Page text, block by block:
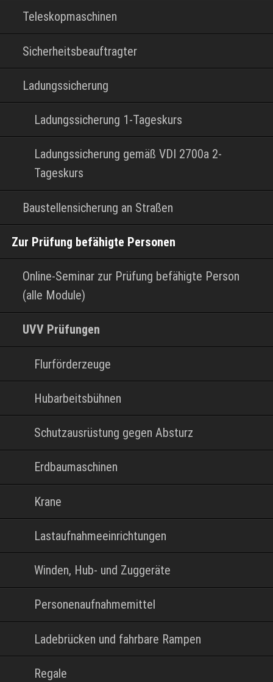
Teleskopmaschinen
Sicherheitsbeauftragter
Ladungssicherung
Ladungssicherung 1-Tageskurs
Ladungssicherung gemäß VDI 2700a 2-
Tageskurs
Baustellensicherung an Straßen
Zur Prüfung befähigte Personen
Online-Seminar zur Prüfung befähigte Person
(alle Module)
UVV Prüfungen
Flurförderzeuge
Hubarbeitsbühnen
Schutzausrüstung gegen Absturz
Erdbaumaschinen
Krane
Lastaufnahmeeinrichtungen
Winden, Hub- und Zuggeräte
Personenaufnahmemittel
Ladebrücken und fahrbare Rampen
Regale